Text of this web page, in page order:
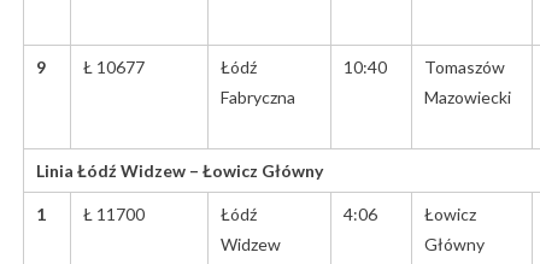
9 Ł 10677
Łódź
Fabryczna
10:40
Tomaszów
Mazowiecki
Linia Łódź Widzew – Łowicz Główny
1 Ł 11700
Łódź
Widzew
4:06
Łowicz
Główny